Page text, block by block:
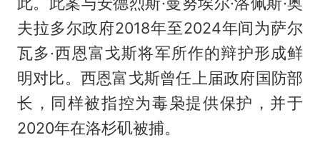
夫拉多尔政府2018年至2024年间为萨尔
瓦多·西恩富戈斯将军所作的辩护形成鲜
明对比。西恩富戈斯曾任上届政府国防部
长，同样被指控为毒枭提供保护，并于
2020年在洛杉矶被捕。